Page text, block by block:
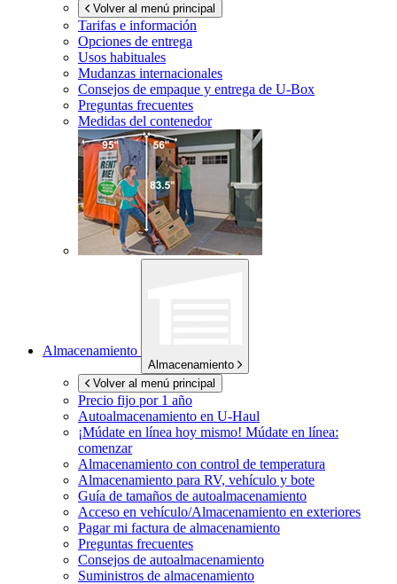
Volver al menú principal
Tarifas e información
Opciones de entrega
Usos habituales
Mudanzas internacionales
Consejos de empaque y entrega de U-Box
Preguntas frecuentes
Medidas del contenedor
Almacenamiento
Almacenamiento
Volver al menú principal
Precio fijo por 1 año
Autoalmacenamiento en U-Haul
¡Múdate en línea hoy mismo! Múdate en línea:
comenzar
Almacenamiento con control de temperatura
Almacenamiento para RV, vehículo y bote
Guía de tamaños de autoalmacenamiento
Acceso en vehículo/Almacenamiento en exteriores
Pagar mi factura de almacenamiento
Preguntas frecuentes
Consejos de autoalmacenamiento
Suministros de almacenamiento